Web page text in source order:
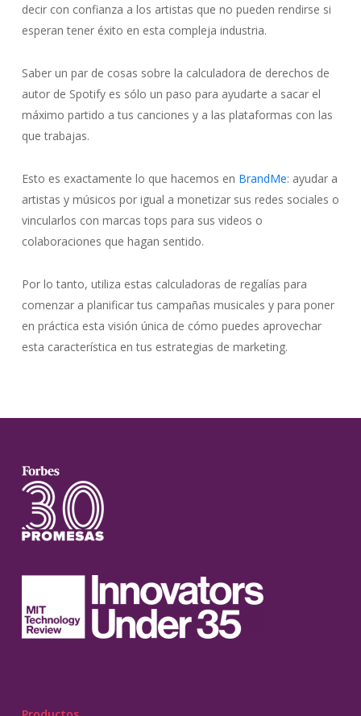
decir con confianza a los artistas que no pueden rendirse si
esperan tener éxito en esta compleja industria.
Saber un par de cosas sobre la calculadora de derechos de
autor de Spotifyes sólo un paso para ayudarte a sacar el
máximo partido a tus canciones y a las plataformas con las
que trabajas.
Esto es exactamente lo que hacemos en BrandMe: ayudar a
artistas y músicos por igual a monetizar sus redes sociales o
vincularlos con marcas tops para sus videos o
colaboraciones que hagan sentido.
Por lo tanto, utiliza estas calculadoras de regalías para
comenzar a planificar tus campañas musicales y para poner
en práctica esta visión única de cómo puedes aprovechar
esta característica en tus estrategias de marketing.